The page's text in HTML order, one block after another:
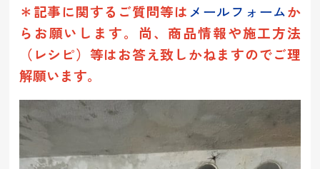
＊記事に関するご質問等はメールフォームか
らお願いします。 尚、商品情報や施工方法
（レシピ）等はお答え致しかねますのでご理
解願います。